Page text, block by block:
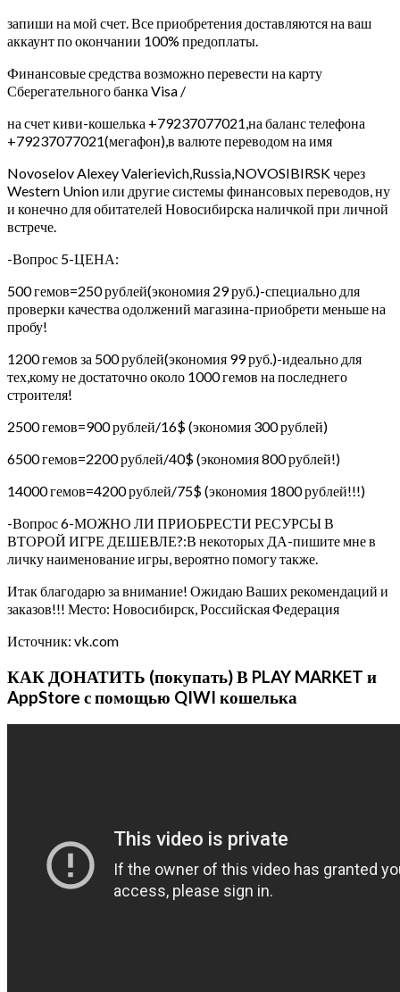
запиши на мой счет. Все приобретения доставляются на ваш
аккаунт по окончании 100% предоплаты.
Финансовые средства возможно перевести на карту
Сберегательного банка Visa /
на счет киви-кошелька +79237077021,на баланс телефона
+79237077021(мегафон),в валюте переводом на имя
Novoselov Alexey Valerievich,Russia,NOVOSIBIRSK через
Western Union или другие системы финансовых переводов, ну
и конечно для обитателей Новосибирска наличкой при личной
встрече.
-Вопрос 5-ЦЕНА:
500 гемов=250 рублей(экономия 29 руб.)-специально для
проверки качества одолжений магазина-приобрети меньше на
пробу!
1200 гемов за 500 рублей(экономия 99 руб.)-идеально для
тех,кому не достаточно около 1000 гемов на последнего
строителя!
2500 гемов=900 рублей/16$ (экономия 300 рублей)
6500 гемов=2200 рублей/40$ (экономия 800 рублей!)
14000 гемов=4200 рублей/75$ (экономия 1800 рублей!!!)
-Вопрос 6-МОЖНО ЛИ ПРИОБРЕСТИ РЕСУРСЫ В
ВТОРОЙ ИГРЕ ДЕШЕВЛЕ?:В некоторых ДА-пишите мне в
личку наименование игры, вероятно помогу также.
Итак благодарю за внимание! Ожидаю Ваших рекомендаций и
заказов!!! Место: Новосибирск, Российская Федерация
Источник: vk.com
КАК ДОНАТИТЬ (покупать) В PLAY MARKET и
AppStore с помощью QIWI кошелька